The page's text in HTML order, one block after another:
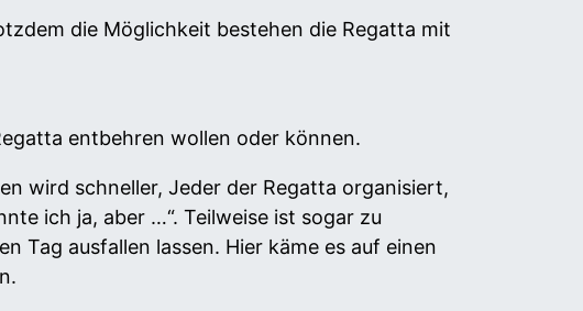
die Möglichkeit bestehen die Regatta mit
entbehren wollen oder können.
wird schneller, Jeder der Regatta organisiert,
ich ja, aber …“. Teilweise ist sogar zu
Tag ausfallen lassen. Hier käme es auf einen